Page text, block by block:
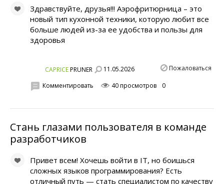
Здравствуйте, друзья!!! Аэрофритюрница – это
новый тип кухонной техники, которую любит все
больше людей из-за ее удобства и пользы для
здоровья
CAPRICEPRUNER 11.05.2026 Пожаловаться
Комментировать 40 просмотров 0
Стань глазами пользователя в команде
разработчиков
Привет всем! Хочешь войти в IT, но боишься
сложных языков программирования? Есть
отличный путь — стать специалистом по качеству